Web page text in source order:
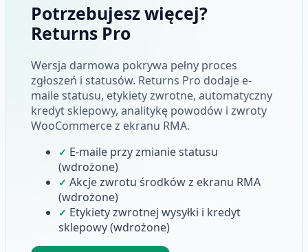
Potrzebujesz więcej?
Returns Pro
Wersja darmowa pokrywa pełny proces
zgłoszeń i statusów. Returns Pro dodaje e-
maile statusu, etykiety zwrotne, automatyczny
kredyt sklepowy, analitykę powodów i zwroty
WooCommerce z ekranu RMA.
✓ E-maile przy zmianie statusu
(wdrożone)
✓ Akcje zwrotu środków z ekranu RMA
(wdrożone)
✓ Etykiety zwrotnej wysyłki i kredyt
sklepowy (wdrożone)